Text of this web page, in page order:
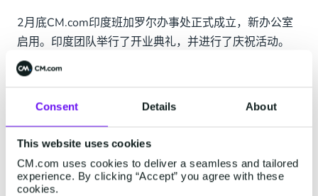
Consent Details About
This website uses cookies
CM.com uses cookies to deliver a seamless and tailored
experience. By clicking “Accept” you agree with these
cookies.
2月底CM.com印度班加罗尔办事处正式成立，新办公室
启用。印度团队举行了开业典礼，并进行了庆祝活动。
除班加罗尔，CM.com在全球还有其他18个办事处，包括
荷兰：布雷达（总部），恩斯赫德，乌得勒支，阿姆斯
特丹，奈梅亨；欧洲： 布鲁塞尔，巴黎，伦敦，纽伦
堡，巴塞罗那；美国和非洲： 洛杉矶，开普敦，肯尼
亚；亚洲： 深圳，香港，迪拜，新加坡，东京。